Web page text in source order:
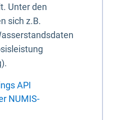
Unter den
sich z.B.
API
NUMIS-